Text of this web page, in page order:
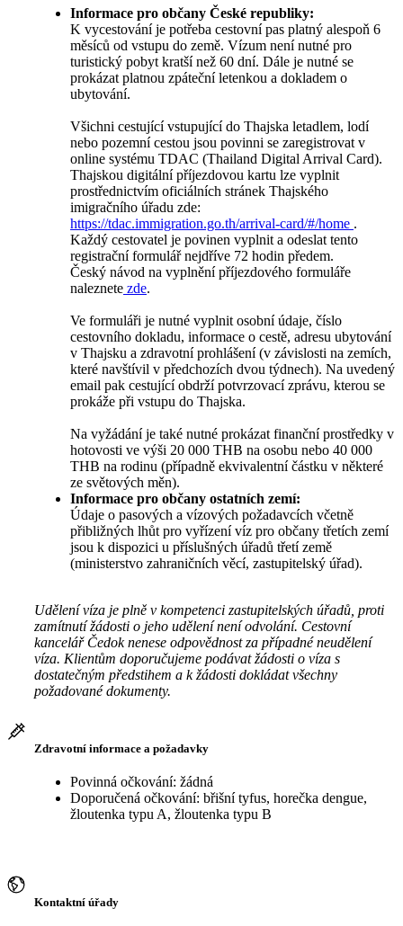
Informace pro občany České republiky:
K vycestování je potřeba cestovní pas platný alespoň 6
měsíců od vstupu do země. Vízum není nutné pro
turistický pobyt kratší než 60 dní. Dále je nutné se
prokázat platnou zpáteční letenkou a dokladem o
ubytování.
Všichni cestující vstupující do Thajska letadlem, lodí
nebo pozemní cestou jsou povinni se zaregistrovat v
online systému TDAC (Thailand Digital Arrival Card).
Thajskou digitální příjezdovou kartu lze vyplnit
prostřednictvím oficiálních stránek Thajského
imigračního úřadu zde:
https://tdac.immigration.go.th/arrival-card/#/home .
Každý cestovatel je povinen vyplnit a odeslat tento
registrační formulář nejdříve 72 hodin předem.
Český návod na vyplnění příjezdového formuláře
naleznete zde.
Ve formuláři je nutné vyplnit osobní údaje, číslo
cestovního dokladu, informace o cestě, adresu ubytování
v Thajsku a zdravotní prohlášení (v závislosti na zemích,
které navštívil v předchozích dvou týdnech). Na uvedený
email pak cestující obdrží potvrzovací zprávu, kterou se
prokáže při vstupu do Thajska.
Na vyžádání je také nutné prokázat finanční prostředky v
hotovosti ve výši 20 000 THB na osobu nebo 40 000
THB na rodinu (případně ekvivalentní částku v některé
ze světových měn).
Informace pro občany ostatních zemí:
Údaje o pasových a vízových požadavcích včetně
přibližných lhůt pro vyřízení víz pro občany třetích zemí
jsou k dispozici u příslušných úřadů třetí země
(ministerstvo zahraničních věcí, zastupitelský úřad).
Udělení víza je plně v kompetenci zastupitelských úřadů, proti
zamítnutí žádosti o jeho udělení není odvolání. Cestovní
kancelář Čedok nenese odpovědnost za případné neudělení
víza. Klientům doporučujeme podávat žádosti o víza s
dostatečným předstihem a k žádosti dokládat všechny
požadované dokumenty.
Zdravotní informace a požadavky
Povinná očkování: žádná
Doporučená očkování: břišní tyfus, horečka dengue,
žloutenka typu A, žloutenka typu B
Kontaktní úřady